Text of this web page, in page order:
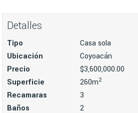
Detalles
Tipo
Casa sola
Ubicación
Coyoacán
Precio
$3,600,000.00
Superficie
260m2
Recamaras
3
Baños
2